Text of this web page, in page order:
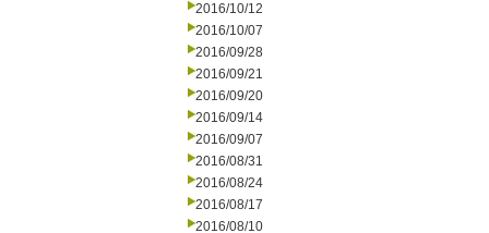
2016/10/12
2016/10/07
2016/09/28
2016/09/21
2016/09/20
2016/09/14
2016/09/07
2016/08/31
2016/08/24
2016/08/17
2016/08/10